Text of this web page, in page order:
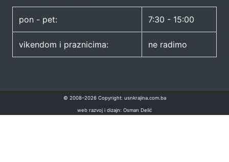
pon - pet: 7:30 - 15:00
vikendom i praznicima: ne radimo
© 2008–2026Copyright: usnkrajina.com.ba
web razvoj i dizajn: Osman Delić